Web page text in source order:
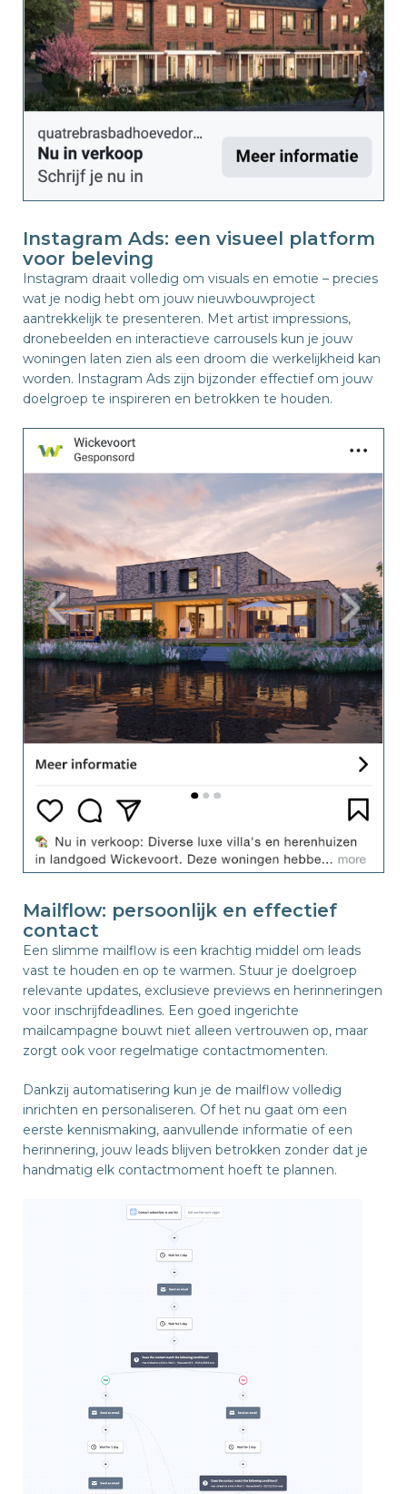
Instagram Ads: een visueel platform
voor beleving
Instagram draait volledig om visuals en emotie – precies
wat je nodig hebt om jouw nieuwbouwproject
aantrekkelijk te presenteren. Met artist impressions,
dronebeelden en interactieve carrousels kun je jouw
woningen laten zien als een droom die werkelijkheid kan
worden. Instagram Ads zijn bijzonder effectief om jouw
doelgroep te inspireren en betrokken te houden.
Mailflow: persoonlijk en effectief
contact
Een slimme mailflow is een krachtig middel om leads
vast te houden en op te warmen. Stuur je doelgroep
relevante updates, exclusieve previews en herinneringen
voor inschrijfdeadlines. Een goed ingerichte
mailcampagne bouwt niet alleen vertrouwen op, maar
zorgt ook voor regelmatige contactmomenten.
Dankzij automatisering kun je de mailflow volledig
inrichten en personaliseren. Of het nu gaat om een
eerste kennismaking, aanvullende informatie of een
herinnering, jouw leads blijven betrokken zonder dat je
handmatig elk contactmoment hoeft te plannen.